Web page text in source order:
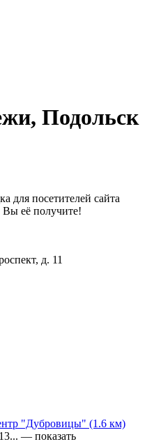
Подольск
для посетителей сайта
её получите!
д. 11
"Дубровицы" (1.6 км)
— показать